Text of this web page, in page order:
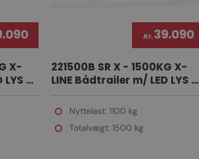
X-
&
Kr.39.090
221500B SR X - 1500KG X-
LINE Bådtrailer m/ LED LYS &
Nyttelast: 1100 kg
Totalvægt: 1500 kg